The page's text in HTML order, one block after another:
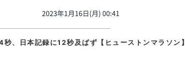
、日本記録に12秒及ばず【ヒューストンマラソン】